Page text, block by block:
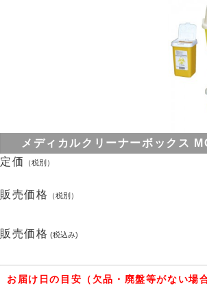
メディカルクリーナーボックス
定価
（税別）
販売価格
（税別）
販売価格 (税込み)
お届け日の目安（欠品・廃盤等がない場